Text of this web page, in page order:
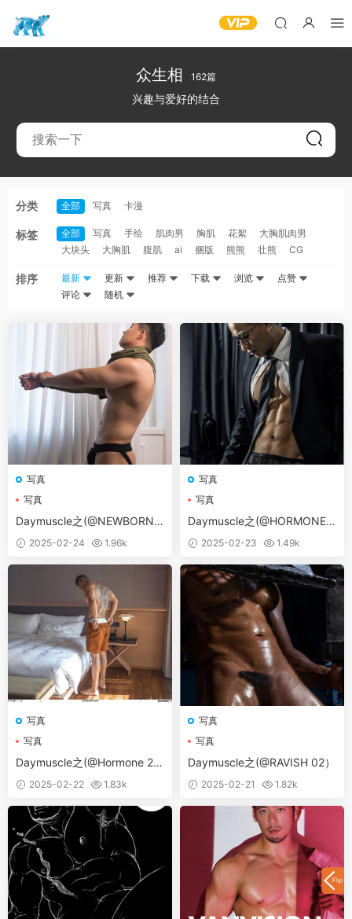
众生相 162篇
兴趣与爱好的结合
分类 全部 写真 卡漫
标签 全部 写真 手绘 肌肉男 胸肌 花絮
大胸肌肉男
大块头
大胸肌 腹肌 ai 捆版 熊熊 壮熊 CG
排序 最新 更新 推荐 下载 浏览
点赞
评论
随机
写真
写真
Daymuscle之(@NEWBORN P
HOTOGRAPHY 01）
2025-02-24 1.96k
写真
写真
Daymuscle之(@HORMONE 2
5B）2025-02-23 1.49k
写真
写真
Daymuscle之(@Hormone 25
A）2025-02-22 1.83k
写真
写真
Daymuscle之(@RAVISH 02）
2025-02-21 1.82k